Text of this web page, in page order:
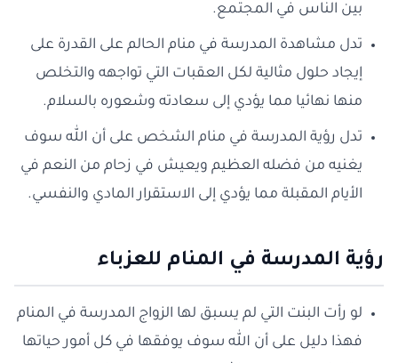
بين الناس في المجتمع.
تدل مشاهدة المدرسة في منام الحالم على القدرة على
إيجاد حلول مثالية لكل العقبات التي تواجهه والتخلص
منها نهائيا مما يؤدي إلى سعادته وشعوره بالسلام.
تدل رؤية المدرسة في منام الشخص على أن الله سوف
يغنيه من فضله العظيم ويعيش في زحام من النعم في
الأيام المقبلة مما يؤدي إلى الاستقرار المادي والنفسي.
رؤية المدرسة في المنام للعزباء
لو رأت البنت التي لم يسبق لها الزواج المدرسة في المنام
فهذا دليل على أن الله سوف يوفقها في كل أمور حياتها